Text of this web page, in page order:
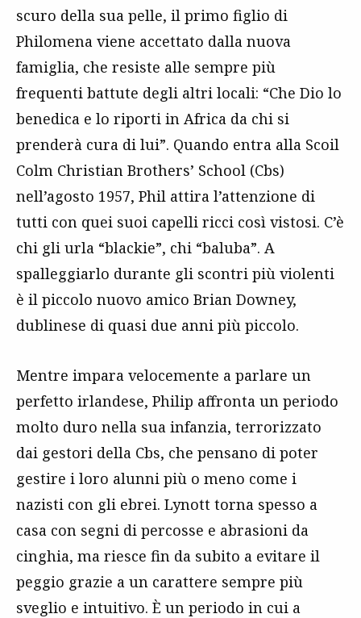
scuro della sua pelle, il primo figlio di
Philomena viene accettato dalla nuova
famiglia, che resiste alle sempre più
frequenti battute degli altri locali: “Che Dio lo
benedica e lo riporti in Africa da chi si
prenderà cura di lui”. Quando entra alla Scoil
Colm Christian Brothers’ School (Cbs)
nell’agosto 1957, Phil attira l’attenzione di
tutti con quei suoi capelli ricci così vistosi. C’è
chi gli urla “blackie”, chi “baluba”. A
spalleggiarlo durante gli scontri più violenti
è il piccolo nuovo amico Brian Downey,
dublinese di quasi due anni più piccolo.
Mentre impara velocemente a parlare un
perfetto irlandese, Philip affronta un periodo
molto duro nella sua infanzia, terrorizzato
dai gestori della Cbs, che pensano di poter
gestire i loro alunni più o meno come i
nazisti con gli ebrei. Lynott torna spesso a
casa con segni di percosse e abrasioni da
cinghia, ma riesce fin da subito a evitare il
peggio grazie a un carattere sempre più
sveglio e intuitivo. È un periodo in cui a